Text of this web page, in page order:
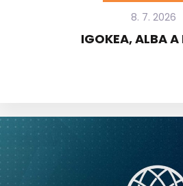
8. 7. 2026
IGOKEA, ALBA A